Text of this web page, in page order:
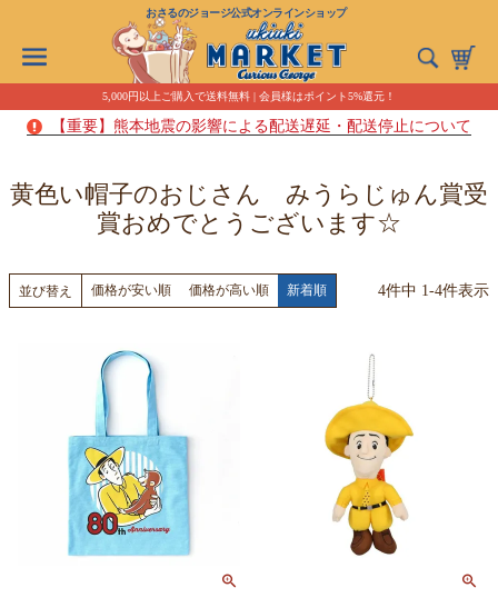
おさるのジョージ公式オンラインショップ
5,000円以上ご購入で送料無料 | 会員様はポイント5%還元！
【重要】熊本地震の影響による配送遅延・配送停止について
黄色い帽子のおじさん みうらじゅん賞受
賞おめでとうございます☆
並び替え 価格が安い順 価格が高い順 新着順 4件中 1-4件表示